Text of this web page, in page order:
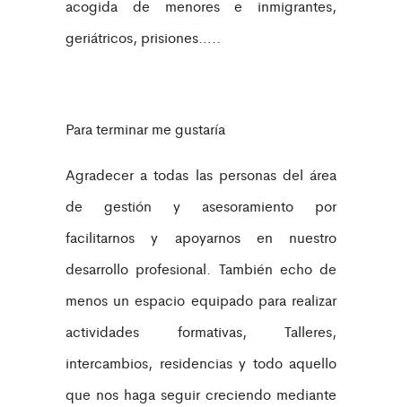
acogida de menores e inmigrantes,
geriátricos, prisiones…..
Para terminar me gustaría
Agradecer a todas las personas del área
de gestión y asesoramiento por
facilitarnos y apoyarnos en nuestro
desarrollo profesional. También echo de
menos un espacio equipado para realizar
actividades formativas, Talleres,
intercambios, residencias y todo aquello
que nos haga seguir creciendo mediante